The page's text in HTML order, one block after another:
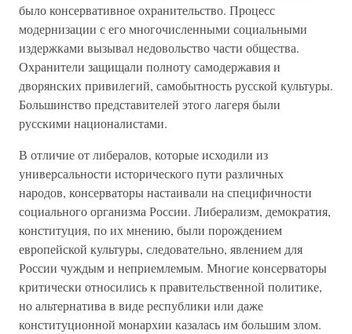
было консервативное охранительство. Процесс
модернизации с его многочисленными социальными
издержками вызывал недовольство части общества.
Охранители защищали полноту самодержавия и
дворянских привилегий, самобытность русской культуры.
Большинство представителей этого лагеря были
русскими националистами.
В отличие от либералов, которые исходили из
универсальности исторического пути различных
народов, консерваторы настаивали на специфичности
социального организма России. Либерализм, демократия,
конституция, по их мнению, были порождением
европейской культуры, следовательно, явлением для
России чуждым и неприемлемым. Многие консерваторы
критически относились к правительственной политике,
но альтернатива в виде республики или даже
конституционной монархии казалась им большим злом.